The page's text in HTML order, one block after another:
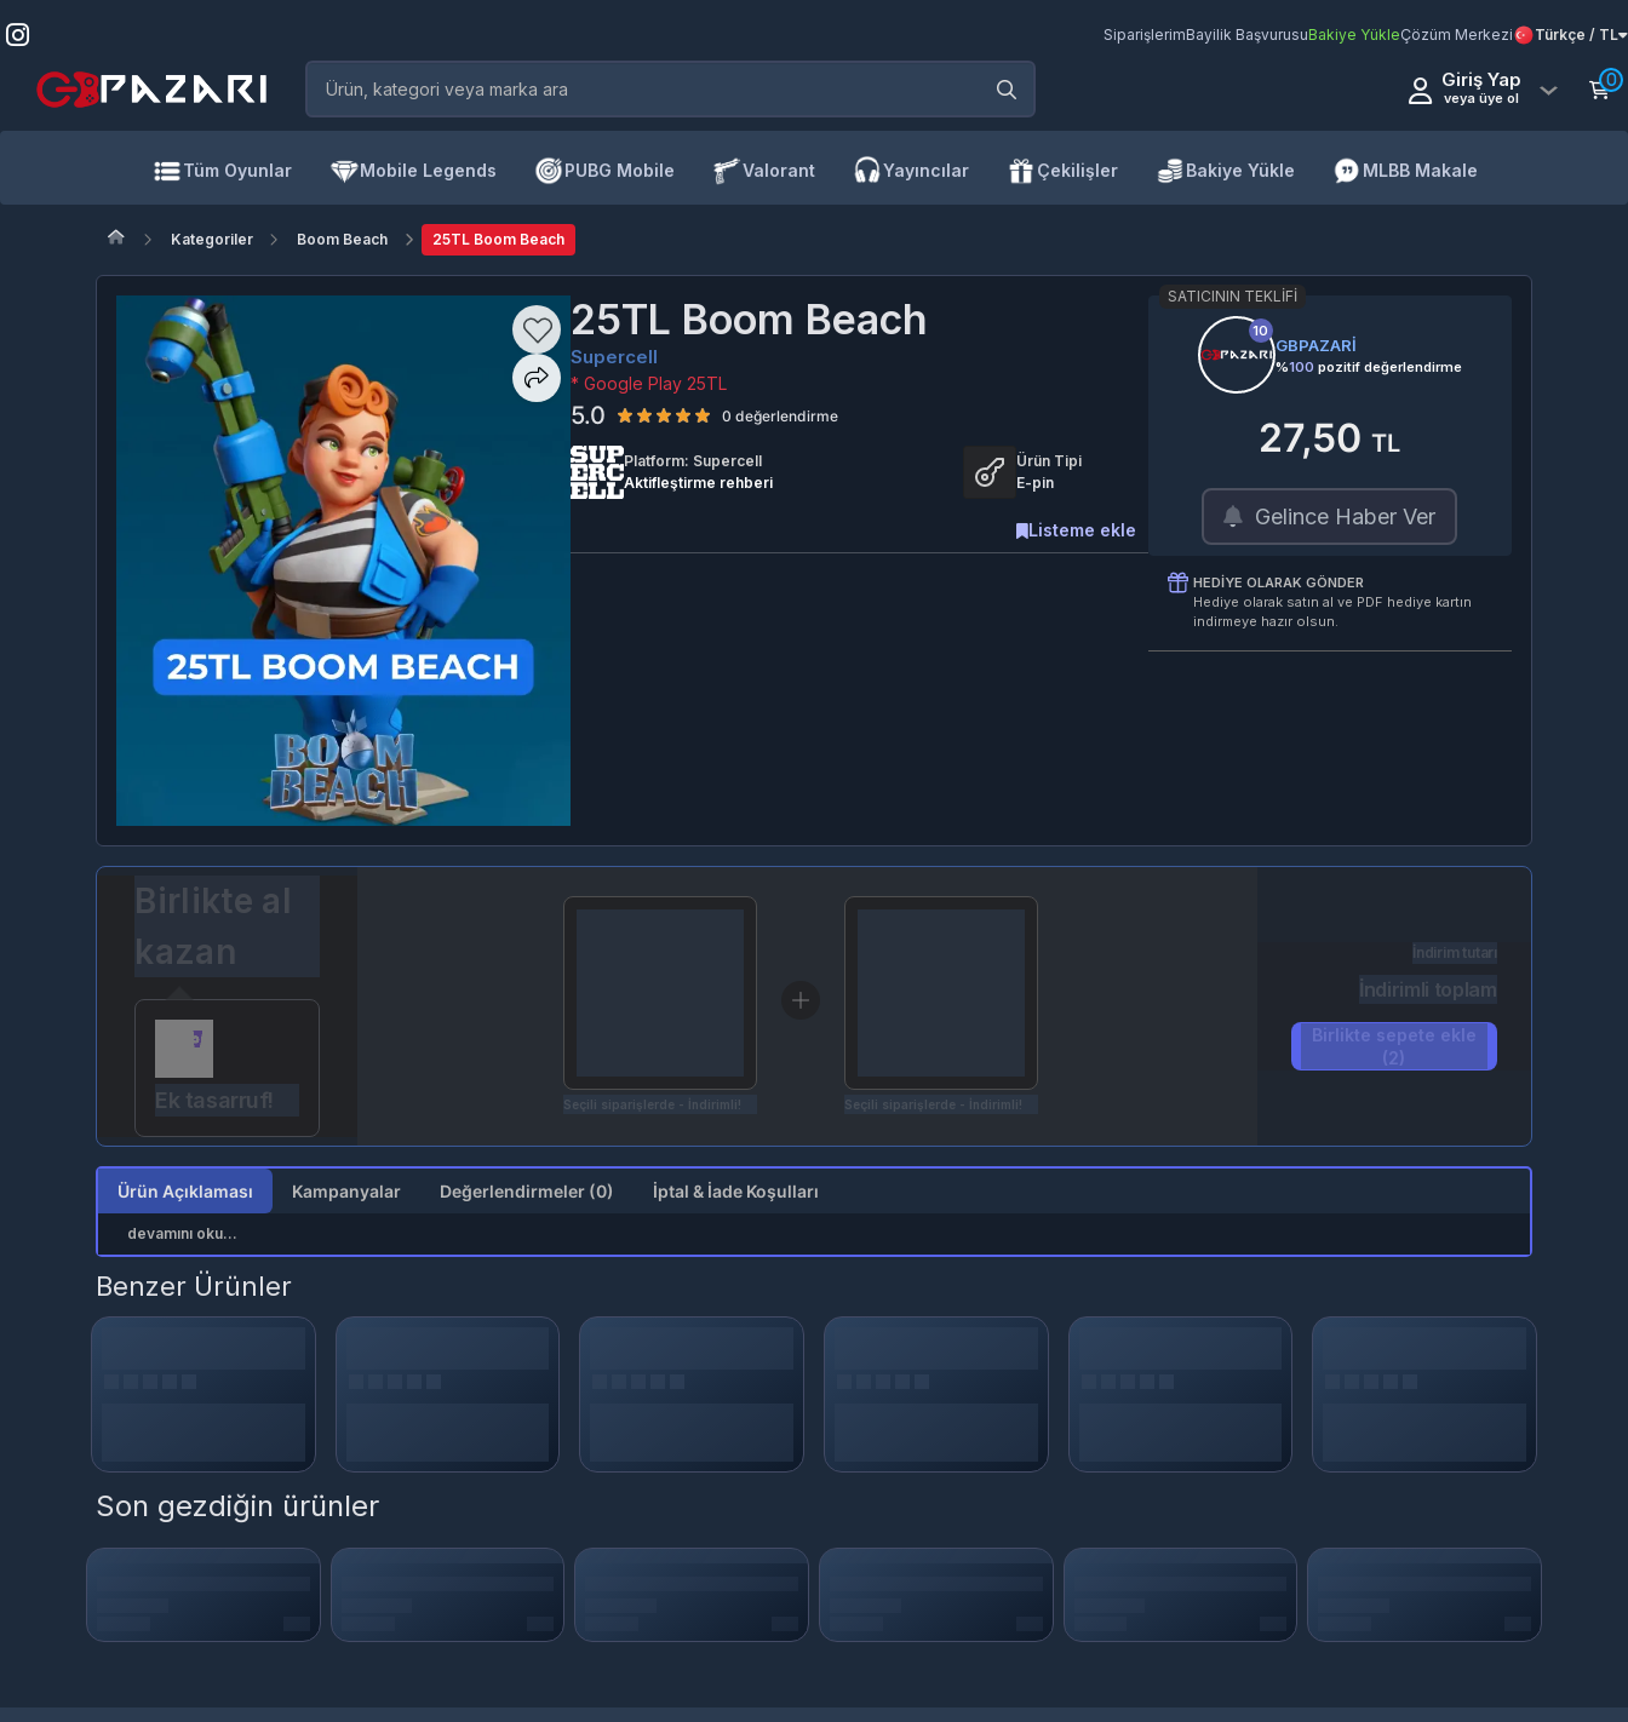
SiparişlerimBayilik BaşvurusuBakiye YükleÇözüm Merkezi Türkçe / TL
Giriş Yap
veya üye ol
0
Tüm Oyunlar Mobile Legends PUBG Mobile Valorant Yayıncılar Çekilişler Bakiye Yükle MLBB Makale
Kategoriler Boom Beach 25TL Boom Beach
25TL Boom Beach
Supercell
* Google Play 25TL
5.0 0 değerlendirme
Platform: Supercell
Aktifleştirme rehberi
Ürün Tipi
E-pin
Listeme ekle
SATICININ TEKLIFI
10
GBPAZARİ
%100 pozitif değerlendirme
27,50TL
Gelince Haber Ver
HEDIYE OLARAK GÖNDER
Hediye olarak satın al ve PDF hediye kartın
indirmeye hazır olsun.
Birlikte al
kazan
Ek tasarruf! Seçili siparişlerde - İndirimli! Seçili siparişlerde - İndirimli!
İndirim tutarı
İndirimli toplam
Birlikte sepete ekle
(2)
Ürün Açıklaması Kampanyalar Değerlendirmeler (0) İptal & İade Koşulları
devamını oku...
Benzer Ürünler
Son gezdiğin ürünler